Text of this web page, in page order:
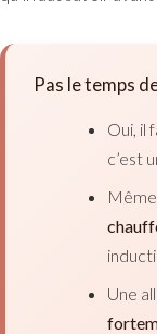
Pas le temps
Oui, il
c’est
Une